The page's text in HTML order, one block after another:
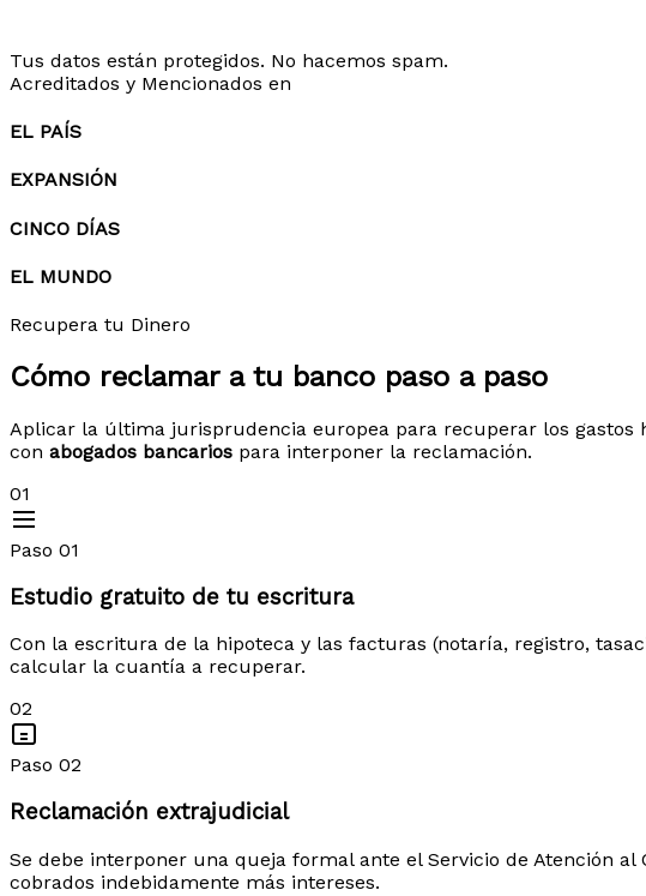
Tus datos están protegidos. No hacemos spam.
Acreditados y Mencionados en
EL PAÍS
EXPANSIÓN
CINCO DÍAS
EL MUNDO
Recupera tu Dinero
Cómo reclamar a tu banco paso a paso
Aplicar la última jurisprudencia europea para recuperar los gastos
con abogados bancarios para interponer la reclamación.
01
Paso 01
Estudio gratuito de tu escritura
Con la escritura de la hipoteca y las facturas (notaría, registro,
calcular la cuantía a recuperar.
02
Paso 02
Reclamación extrajudicial
Se debe interponer una queja formal ante el Servicio de Atención
cobrados indebidamente más intereses.